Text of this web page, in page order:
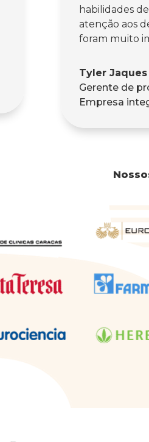
habilidades
atenção aos
foram muito
Tyler Jaques
Gerente de
Empresa